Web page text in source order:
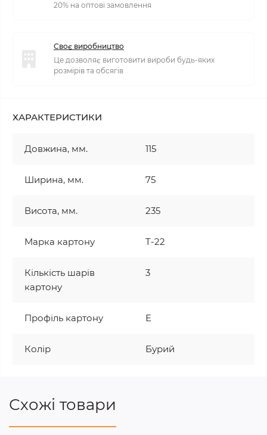
20% на оптові замовлення
Своє виробництво
Це дозволяє виготовити вироби будь-яких
розмірів та обсягів
ХАРАКТЕРИСТИКИ
Довжина, мм. 115
Ширина, мм. 75
Висота, мм. 235
Марка картону T-22
Кількість шарів
картону
3
Профіль картону Е
Колір Бурий
Схожі товари